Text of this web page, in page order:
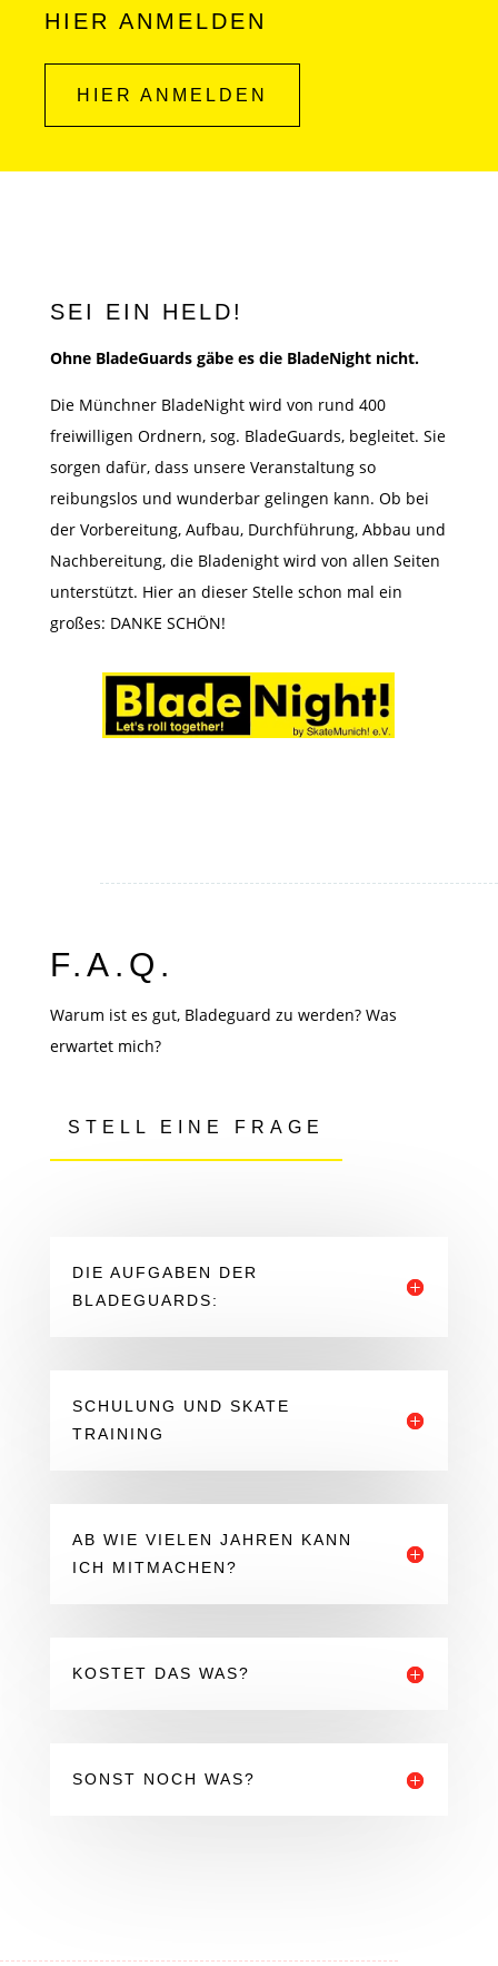
HIER ANMELDEN
HIER ANMELDEN
SEI EIN HELD!
Ohne BladeGuards gäbe es die BladeNight nicht.
Die Münchner BladeNight wird von rund 400
freiwilligen Ordnern, sog. BladeGuards, begleitet. Sie
sorgen dafür, dass unsere Veranstaltung so
reibungslos und wunderbar gelingen kann. Ob bei
der Vorbereitung, Aufbau, Durchführung, Abbau und
Nachbereitung, die Bladenight wird von allen Seiten
unterstützt. Hier an dieser Stelle schon mal ein
großes: DANKE SCHÖN!
F.A.Q.
Warum ist es gut, Bladeguard zu werden? Was
erwartet mich?
STELL EINE FRAGE
DIE AUFGABEN DER
BLADEGUARDS:
SCHULUNG UND SKATE
TRAINING
AB WIE VIELEN JAHREN KANN
ICH MITMACHEN?
KOSTET DAS WAS?
SONST NOCH WAS?